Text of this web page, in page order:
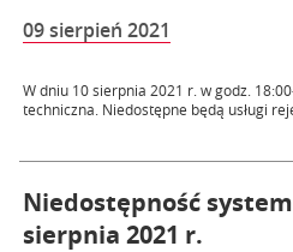
09 sierpień 2021
W dniu 10 sierpnia 2021 r. w godz.
techniczna. Niedostępne będą usługi
Niedostępność
sierpnia 2021 r.